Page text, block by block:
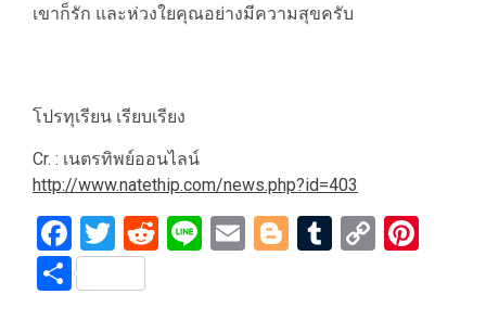
เขาก็รัก และห่วงใยคุณอย่างมีความสุขครับ
โปรทุเรียน เรียบเรียง
Cr. : เนตรทิพย์ออนไลน์
http://www.natethip.com/news.php?id=403
Facebook
Twitter
Reddit
LineEmailBlogger
Tumblr
Copy
Share